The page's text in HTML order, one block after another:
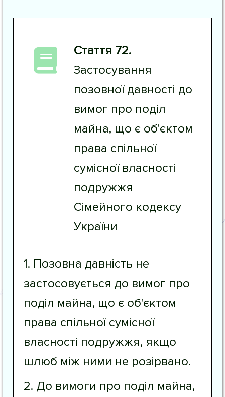
Стаття 72.
Застосування
позовної давності до
вимог про поділ
майна, що є об'єктом
права спільної
сумісної власності
подружжя
Сімейного кодексу
України
1. Позовна давність не
застосовується до вимог про
поділ майна, що є об'єктом
права спільної сумісної
власності подружжя, якщо
шлюб між ними не розірвано.
2. До вимоги про поділ майна,